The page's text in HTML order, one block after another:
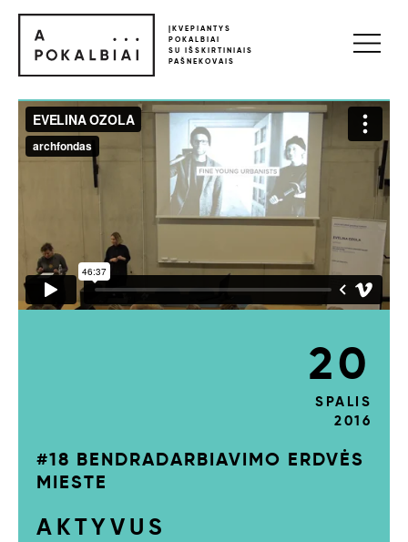
ĮKVEPIANTYS
POKALBIAI
SU IŠSKIRTINIAIS
PAŠNEKOVAIS
#18 BENDRADARBIAVIMO ERDVĖS
MIESTE
AKTYVUS
20
SPALIS
2016